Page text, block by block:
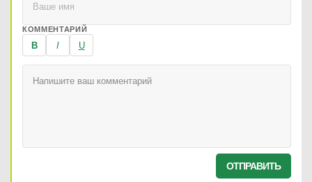
КОММЕНТАРИЙ
B I U
ОТПРАВИТЬ